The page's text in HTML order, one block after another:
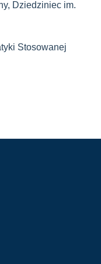
Dziedziniec im.
Stosowanej